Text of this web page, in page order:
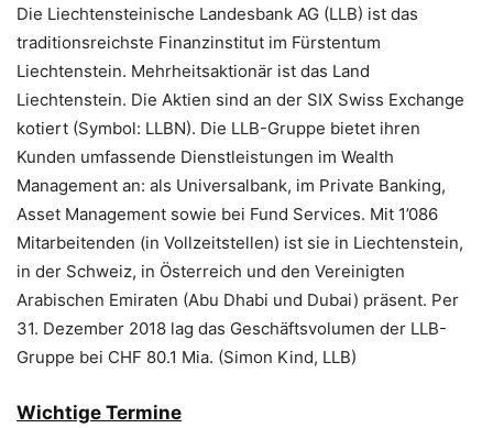
Die Liechtensteinische Landesbank AG (LLB) ist das
traditionsreichste Finanzinstitut im Fürstentum
Liechtenstein. Mehrheitsaktionär ist das Land
Liechtenstein. Die Aktien sind an der SIX Swiss Exchange
kotiert (Symbol: LLBN). Die LLB-Gruppe bietet ihren
Kunden umfassende Dienstleistungen im Wealth
Management an: als Universalbank, im Private Banking,
Asset Management sowie bei Fund Services. Mit 1’086
Mitarbeitenden (in Vollzeitstellen) ist sie in Liechtenstein,
in der Schweiz, in Österreich und den Vereinigten
Arabischen Emiraten (Abu Dhabi und Dubai) präsent. Per
31. Dezember 2018 lag das Geschäftsvolumen der LLB-
Gruppe bei CHF 80.1 Mia. (Simon Kind, LLB)
Wichtige Termine